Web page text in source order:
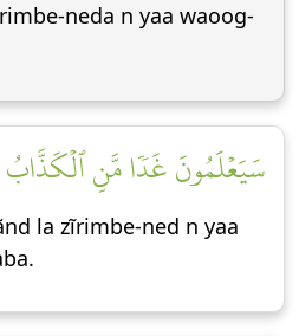
neda n yaa waoog-
سَيَعۡلَمُونَ غَدٗا مَّنِ ٱلۡكَذَّابُ
la zĩrimbe-ned n yaa